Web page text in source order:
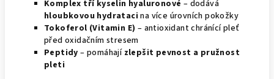
Komplex tří kyselin hyaluronové – dodává
hloubkovou hydrataci na více úrovních pokožky
Tokoferol (Vitamin E) – antioxidant chránící pleť
před oxidačním stresem
Peptidy – pomáhají zlepšit pevnost a pružnost
pleti